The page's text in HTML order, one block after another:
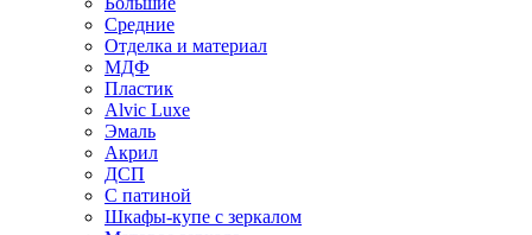
Средние
Отделка и материал
МДФ
Пластик
Alvic Luxe
Эмаль
Акрил
ДСП
С патиной
Шкафы-купе с зеркалом